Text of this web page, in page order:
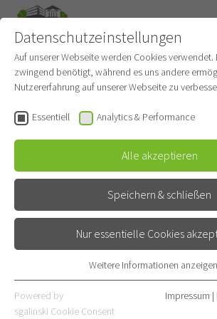
Datenschutzeinstellungen
Auf unserer Webseite werden Cookies
zwingend benötigt, während es uns andere
Nutzererfahrung auf unserer Webseite zu
Essentiell Analytics & Performance
Alle akzeptieren
Speichern & schließen
Nur essentielle Cookies
Essentielle Cookies werden für grundlegende
Webseite benötigt. Dadurch ist gewährleistet,
Weitere Informationen anzeigen
Powered by
sgalinski Cookie Consent
Impressum |